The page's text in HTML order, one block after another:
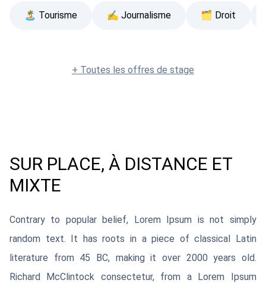
🏝 Tourisme ✍ Journalisme 🗂 Droit
+ Toutes les offres de stage
SUR PLACE, À DISTANCE ET
MIXTE
Contrary to popular belief, Lorem Ipsum is not simply
random text. It has roots in a piece of classical Latin
literature from 45 BC, making it over 2000 years old.
Richard McClintock consectetur, from a Lorem Ipsum